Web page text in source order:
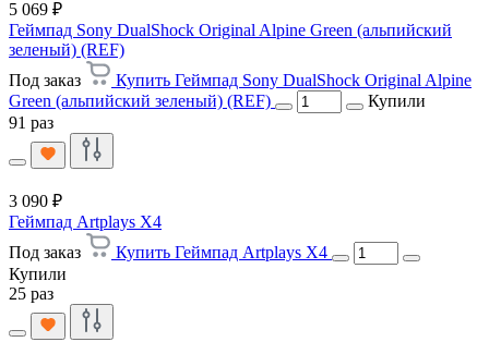
5 069 ₽
Геймпад Sony DualShock Original Alpine Green (альпийский
зеленый) (REF)
Под заказ
Купить Геймпад Sony DualShock Original Alpine
Green (альпийский зеленый) (REF)
Купили
91 раз
3 090 ₽
Геймпад Artplays X4
Под заказ
Купить Геймпад Artplays X4
Купили
25 раз